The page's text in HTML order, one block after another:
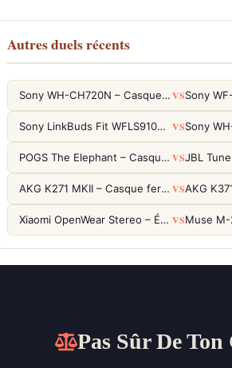
Autres duels récents
Sony WH-CH720N – Casque ANC 35h, Ultra-léger (192g) avec Processeur V1 VS
Sony LinkBuds Fit WFLS910NW Blanc – Écouteurs Sport Ailes ANC VS
POGS The Elephant – Casque Filaire Enfants 85dB POGS-Safe™ (Éco-Responsable) VS
AKG K271 MKII – Casque fermé studio fiable pour une écoute neutre VS
Xiaomi OpenWear Stereo – Écouteurs Open-Ear Hi-Res avec réduction de fuite sonore VS
Pas Sûr De Ton